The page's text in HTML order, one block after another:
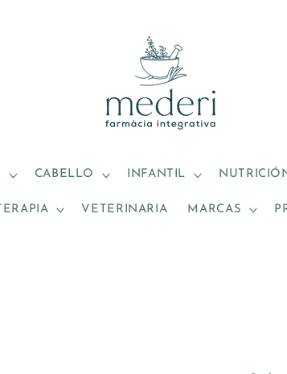
CABELLO INFANTIL
VETERINARIA MARCAS